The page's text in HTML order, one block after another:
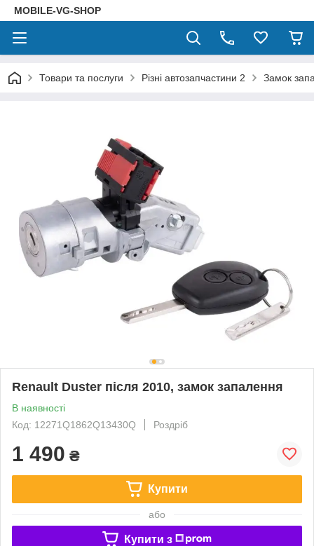
MOBILE-VG-SHOP
Товари та послуги Різні автозапчастини 2 Замок
Renault Duster після 2010, замок запалення
В наявності
Код: 12271Q1862Q13430Q
Роздріб
1 490 ₴
Купити
або
Купити з